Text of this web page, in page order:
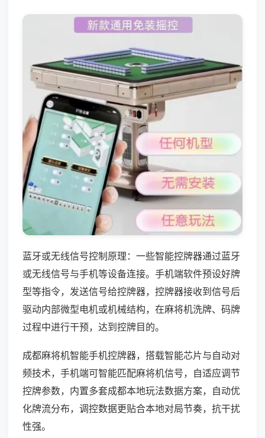
蓝牙或无线信号控制原理：一些智能控牌器通过蓝牙
或无线信号与手机等设备连接。手机端软件预设好牌
型等指令，发送信号给控牌器，控牌器接收到信号后
驱动内部微型电机或机械结构，在麻将机洗牌、码牌
过程中进行干预，达到控牌目的。
成都麻将机智能手机控牌器，搭载智能芯片与自动对
频技术，手机端可智能匹配麻将机信号，自适应调节
控牌参数，内置多套成都本地玩法数据方案，自动优
化牌流分布，调控数据更贴合本地对局节奏，抗干扰
性强。